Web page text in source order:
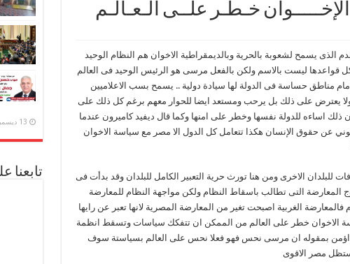
خـطـر علــى الـعـالـم
الذى يسمح لشعوبة بالحرية وبالديمقراطية الاخوان هم النظام الوحيد
قواعدها ليست بالاسم ولكن بالفعل مرسى هو الرئيس الوحيد فى العالم
مناطق حساسة فى الدولة لها سيادة دولية .. يسمح بسب الاعلاميين
ولا يعترض على ذلك بل يرحب ومستعد ايضا للحوار معهم برغم كل ذلك على
اساءه للدولة نفسها وخطر على امنها وكما قال ديفيد كاميرون عندما
عن حقوق الإنسان هكذا تتعامل كل الدول الا مصر مع سياسة الاخوان
للبلدان الاخرى ومن هنا تورث حرية التعبير الكامل للبلدان وقد بدأت فى
المعارضة التى تطالب باسقاط النظام ولكن مواجهة النظام للمعارضة
الغربية اصبحت تغير من المعارضة المصرية لانها تعبر عن رايها
الاخوان خطر على العالم من الممكن ان تتفكك سياسات وتسقط انظمة
اؤمن بمقوله ان مرسى نحس فهو فعلا نحس على العالم بسياستة سوف
مصر الاقوى
13 ديسمبر، 2020
تابعنا